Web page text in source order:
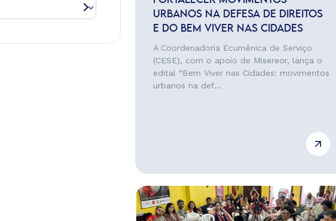
URBANOS NA DEFESA DE DIREITOS
E DO BEM VIVER NAS CIDADES
A Coordenadoria Ecumênica de Serviço
(CESE), com o apoio de Misereor, lança o
edital “Bem Viver nas Cidades: movimentos
urbanos na def...